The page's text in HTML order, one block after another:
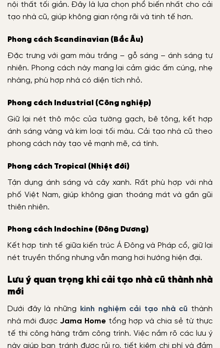
nội thất tối giản. Đây là lựa chọn phổ biến nhất cho cải
tạo nhà cũ, giúp không gian rộng rãi và tinh tế hơn.
Phong cách Scandinavian (Bắc Âu)
Đặc trưng với gam màu trắng – gỗ sáng – ánh sáng tự
nhiên. Phong cách này mang lại cảm giác ấm cúng, nhẹ
nhàng, phù hợp nhà có diện tích nhỏ.
Phong cách Industrial (Công nghiệp)
Giữ lại nét thô mộc của tường gạch, bê tông, kết hợp
ánh sáng vàng và kim loại tối màu. Cải tạo nhà cũ theo
phong cách này tạo vẻ mạnh mẽ, cá tính.
Phong cách Tropical (Nhiệt đới)
Tận dụng ánh sáng và cây xanh. Rất phù hợp với nhà
phố Việt Nam, giúp không gian thoáng mát và gần gũi
thiên nhiên.
Phong cách Indochine (Đông Dương)
Kết hợp tinh tế giữa kiến trúc Á Đông và Pháp cổ, giữ lại
nét truyền thống nhưng vẫn mang hơi hướng hiện đại.
Lưu ý quan trọng khi cải tạo nhà cũ thành nhà
mới
Dưới đây là những kinh nghiệm cải tạo nhà cũ thành
nhà mới được Jama Home tổng hợp và chia sẻ từ thực
tế thi công hàng trăm công trình. Việc nắm rõ các lưu ý
này giúp bạn tránh được rủi ro, tiết kiệm chi phí và đảm